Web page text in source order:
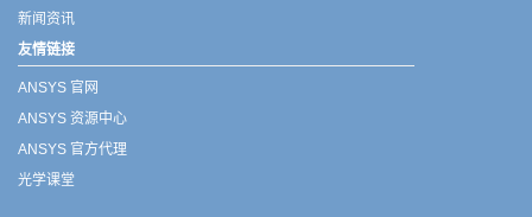
新闻资讯
友情链接
ANSYS 官网
ANSYS 资源中心
ANSYS 官方代理
光学课堂